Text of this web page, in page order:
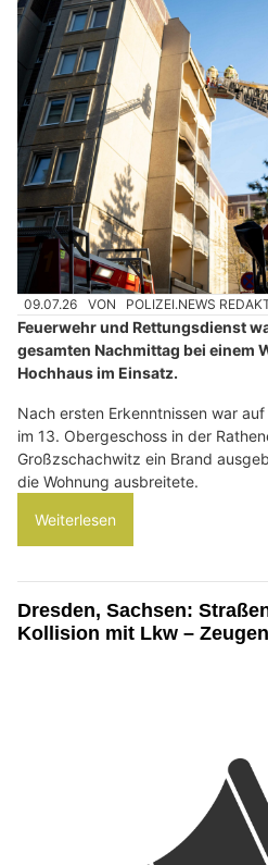
09.07.26 VON POLIZEI.NEWS
Feuerwehr und Rettungsdienst
gesamten Nachmittag bei einem
Hochhaus im Einsatz.
Nach ersten Erkenntnissen war
im 13. Obergeschoss in der
Großzschachwitz ein Brand
die Wohnung ausbreitete.
Weiterlesen
Dresden, Sachsen:
Kollision mit Lkw –